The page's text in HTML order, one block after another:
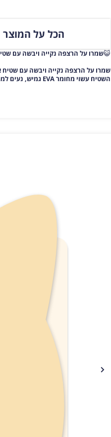
הכל על המוצר
😺שמרו על הרצפה נקייה ויבשה עם שטיח
שמרו על הרצפה נקייה ויבשה עם שטיח איכותי
השטיח עשוי מחומר EVA גמיש, נעים למגע ועמיד בפני שריטות ולחות. הוא לוכד ביעילות גרגירי חול שנדבקים לרגלי החתול, ומונע פיזור לכלוך ברחבי הבית.